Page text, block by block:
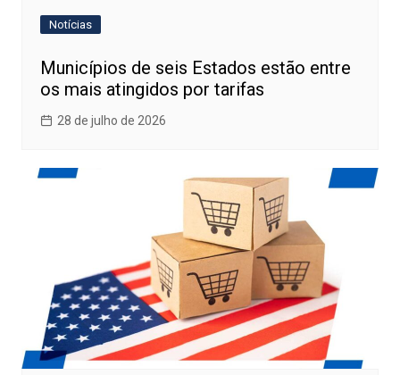
Notícias
Municípios de seis Estados estão entre
os mais atingidos por tarifas
28 de julho de 2026